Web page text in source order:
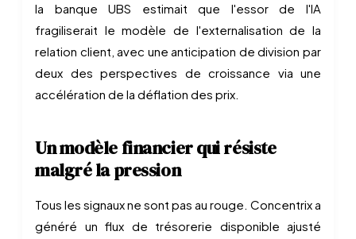
la banque UBS estimait que l'essor de l'IA
fragiliserait le modèle de l'externalisation de la
relation client, avec une anticipation de division par
deux des perspectives de croissance via une
accélération de la déflation des prix.
Un modèle financier qui résiste
malgré la pression
Tous les signaux ne sont pas au rouge. Concentrix a
généré un flux de trésorerie disponible ajusté